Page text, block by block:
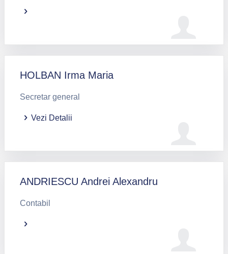
HOLBAN Irma Maria
Secretar general
Vezi Detalii
ANDRIESCU Andrei Alexandru
Contabil